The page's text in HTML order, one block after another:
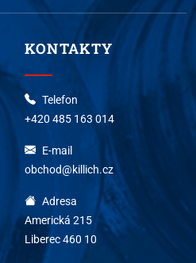
KONTAKTY
Telefon
+420 485 163 014
E-mail
obchod@killich.cz
Adresa
Americká 215
Liberec 460 10